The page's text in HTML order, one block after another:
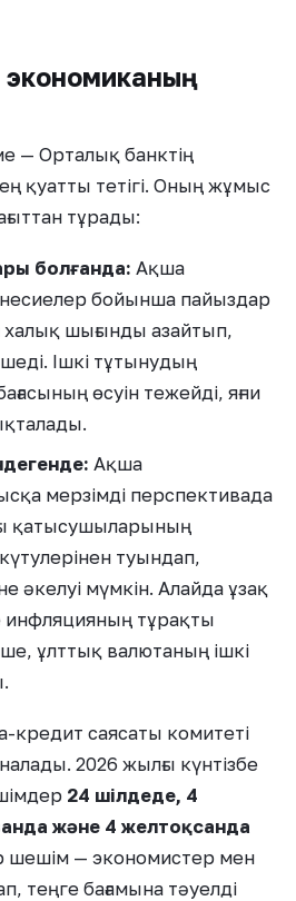
— Орталық банктің
қуатты тетігі. Оның жұмыс
тұрады:
болғанда: Ақша
бойынша пайыздар
халық шығынды азайтып,
Ішкі тұтынудың
өсуін тежейді, яғни
Ақша
мерзімді перспективада
қатысушыларының
туындап,
әкелуі мүмкін. Алайда ұзақ
инфляцияның тұрақты
ұлттық валютаның ішкі
кредит саясаты комитеті
2026 жылғы күнтізбе
24 шілдеде, 4
және 4 желтоқсанда
шешім — экономистер мен
теңге бағамына тәуелді